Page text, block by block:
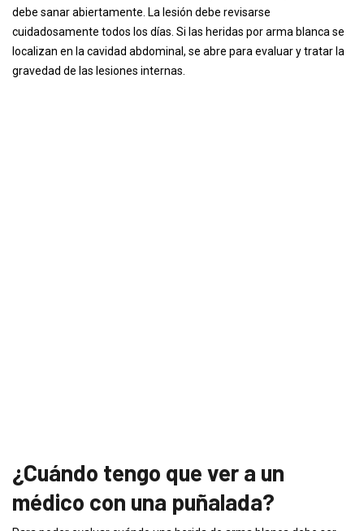
debe sanar abiertamente. La lesión debe revisarse
cuidadosamente todos los días. Si las heridas por arma blanca se
localizan en la cavidad abdominal, se abre para evaluar y tratar la
gravedad de las lesiones internas.
¿Cuándo tengo que ver a un
médico con una puñalada?